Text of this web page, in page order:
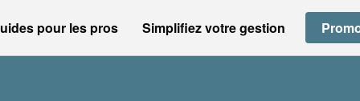
pour les pros Simplifiez votre gestion